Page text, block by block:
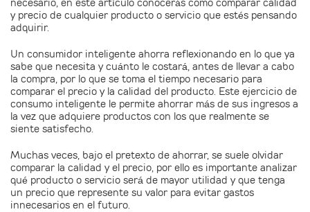
necesario, en este artículo conocerás cómo comparar calidad
y precio de cualquier producto o servicio que estés pensando
adquirir.
Un consumidor inteligente ahorra reflexionando en lo que ya
sabe que necesita y cuánto le costará, antes de llevar a cabo
la compra, por lo que se toma el tiempo necesario para
comparar el precio y la calidad del producto. Este ejercicio de
consumo inteligente le permite ahorrar más de sus ingresos a
la vez que adquiere productos con los que realmente se
siente satisfecho.
Muchas veces, bajo el pretexto de ahorrar, se suele olvidar
comparar la calidad y el precio, por ello es importante analizar
qué producto o servicio será de mayor utilidad y que tenga
un precio que represente su valor para evitar gastos
innecesarios en el futuro.